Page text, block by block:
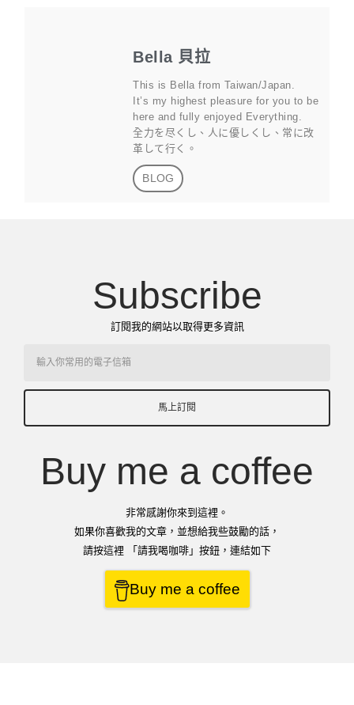
Bella 貝拉
This is Bella from Taiwan/Japan.
It’s my highest pleasure for you to be
here and fully enjoyed Everything.
全力を尽くし、人に優しくし、常に改
革して行く。
BLOG
Subscribe
訂閱我的網站以取得更多資訊
馬上訂閱
Buy me a coffee
非常感謝你來到這裡。
如果你喜歡我的文章，並想給我些鼓勵的話，
請按這裡 「請我喝咖啡」按鈕，連結如下
Buy me a coffee